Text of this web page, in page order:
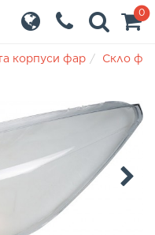
0
корпуси фар Скло